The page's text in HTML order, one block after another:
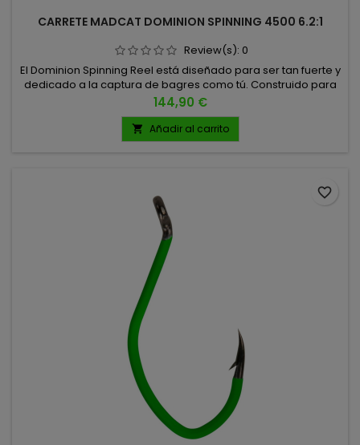
CARRETE MADCAT DOMINION SPINNING 4500 6.2:1
Review(s): 0
El Dominion Spinning Reel está diseñado para ser tan fuerte y
dedicado a la captura de bagres como tú. Construido para
soportar las exigencias de los depredadores de agua dulce
más grandes de Europa 🐟, este carrete
combina durabilidad, potencia y precisión en cada
lanzamiento. 6.2:1 0.30MM/270MTS 0.35MM/200MTS
Precio
144,90 €
 Añadir al carrito
favorite_border